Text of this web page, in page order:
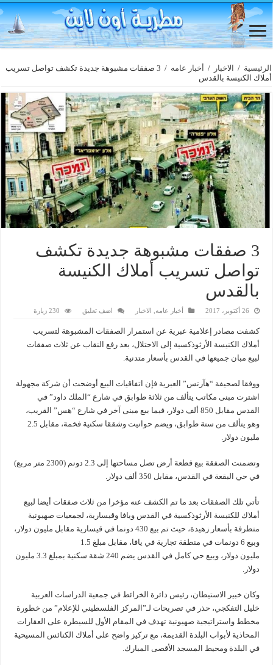
الرئيسية / الاخبار / أخبار عامه /
3 صفقات مشبوهة جديدة تكشف تواصل تسريب
أملاك الكنيسة بالقدس
3 صفقات مشبوهة جديدة تكشف
تواصل تسريب أملاك الكنيسة
بالقدس
26 أكتوبر، 2017 أخبار عامه, الاخبار اضف تعليق 230 زيارة
كشفت مصادر إعلامية عبرية عن استمرار الصفقات المشبوهة لتسريب
أملاك الكنيسة الأرثوذكسية إلى الاحتلال، بعد رفع النقاب عن ثلاث صفقات
لبيع مبان جميعها في القدس بأسعار متدنية.
ووفقا لصحيفة “هآرتس” العبرية فإن اتفاقيات البيع أوضحت أن شركة مجهولة
اشترت مبنى مكاتب يتألف من ثلاثة طوابق في شارع “الملك داود” في
القدس مقابل 850 ألف دولار، فيما بيع مبنى آخر في شارع “هس” القريب،
وهو يتألف من ستة طوابق، ويضم حوانيت وشققا سكنية فخمة، مقابل 2.5
مليون دولار.
وتضمنت الصفقة بيع قطعة أرض تصل مساحتها إلى 2.3 دونم (2300 متر مربع)
في حي البقعة في القدس، مقابل 350 ألف دولار.
تأتي تلك الصفقات بعد ما تم الكشف عنه مؤخرا من ثلاث صفقات أيضا لبيع
أملاك للكنيسة الأرثوذكسية في القدس ويافا وقيسارية، لجمعيات صهيونية
متطرفة بأسعار زهيدة، حيث تم بيع 430 دونما في قيسارية مقابل مليون دولار،
وبيع 6 دونمات في منطقة تجارية في يافا، مقابل مبلغ 1.5
مليون دولار، وبيع حي كامل في القدس يضم 240 شقة سكنية بمبلغ 3.3 مليون
دولار.
وكان خبير الاستيطان، رئيس دائرة الخرائط في جمعية الدراسات العربية
خليل التفكجي، حذر في تصريحات لـ”المركز الفلسطيني للإعلام” من خطورة
مخطط واستراتيجية صهيونية تهدف في المقام الأول للسيطرة على العقارات
المحاذية لأبواب البلدة القديمة، مع تركيز واضح على أملاك الكنائس المسيحية
في البلدة ومحيط المسجد الأقصى المبارك.